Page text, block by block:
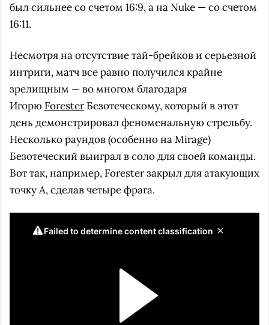
был сильнее со счетом 16:9, а на Nuke — со счетом
16:11.
Несмотря на отсутствие тай-брейков и серьезной
интриги, матч все равно получился крайне
зрелищным — во многом благодаря
Игорю ForesterБезотеческому, который в этот
день демонстрировал феноменальную стрельбу.
Несколько раундов (особенно на Mirage)
Безотеческий выиграл в соло для своей команды.
Вот так, например, Forester закрыл для атакующих
точку А, сделав четыре фрага.